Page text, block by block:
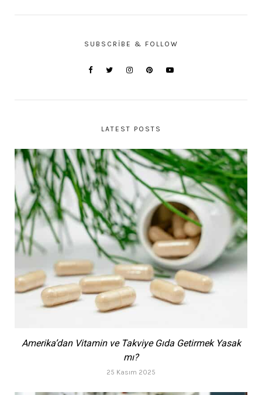
SUBSCRIBE & FOLLOW
LATEST POSTS
Amerika’dan Vitamin ve Takviye Gıda Getirmek Yasak
mı?
25 Kasım 2025